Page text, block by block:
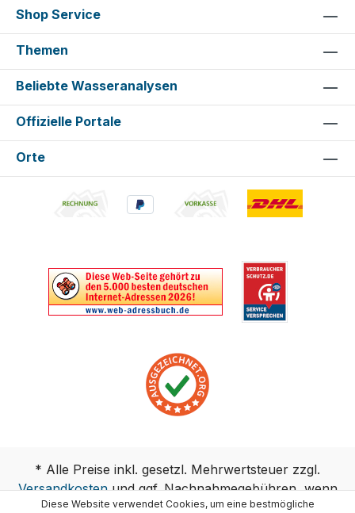
Shop Service
Themen
Beliebte Wasseranalysen
Offizielle Portale
Orte
* Alle Preise inkl. gesetzl. Mehrwertsteuer zzgl.
Versandkostenund ggf. Nachnahmegebühren, wenn
nicht anders angegeben.
Diese Website verwendet Cookies, um eine bestmögliche